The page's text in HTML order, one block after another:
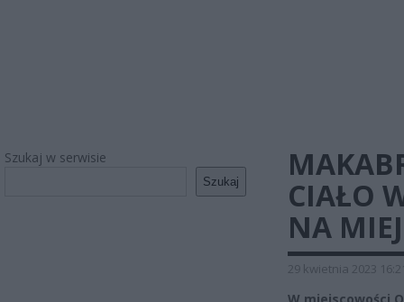
Szukaj w serwisie
Szukaj
CIAŁO
NA
29 kwietnia 2023